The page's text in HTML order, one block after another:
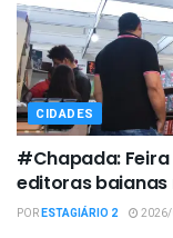
CIDADES
#Chapada: Feira
editoras baianas
PORESTAGIÁRIO 2